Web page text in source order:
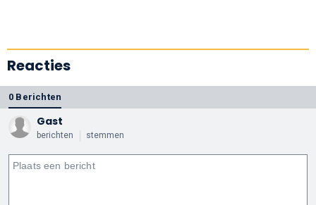
Reacties
0 Berichten
Gast
berichten stemmen